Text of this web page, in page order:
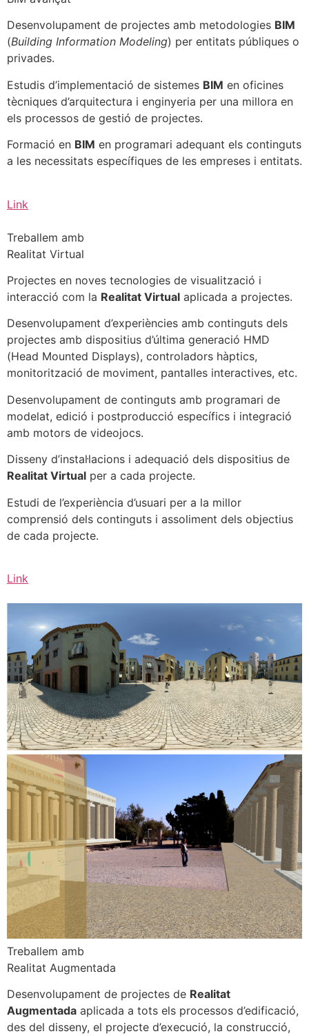
Desenvolupament de projectes amb metodologies BIM
(Building Information Modeling) per entitats públiques o
privades.
Estudis d’implementació de sistemes BIM en oficines
tècniques d’arquitectura i enginyeria per una millora en
els processos de gestió de projectes.
Formació en BIM en programari adequant els continguts
a les necessitats específiques de les empreses i entitats.
Link
Treballem amb
Realitat Virtual
Projectes en noves tecnologies de visualització i
interacció com la Realitat Virtual aplicada a projectes.
Desenvolupament d’experiències amb continguts dels
projectes amb dispositius d’última generació HMD
(Head Mounted Displays), controladors hàptics,
monitorització de moviment, pantalles interactives, etc.
Desenvolupament de continguts amb programari de
modelat, edició i postproducció específics i integració
amb motors de videojocs.
Disseny d’instal·lacions i adequació dels dispositius de
Realitat Virtual per a cada projecte.
Estudi de l’experiència d’usuari per a la millor
comprensió dels continguts i assoliment dels objectius
de cada projecte.
Link
Treballem amb
Realitat Augmentada
Desenvolupament de projectes de Realitat
Augmentada aplicada a tots els processos d’edificació,
des del disseny, el projecte d’execució, la construcció,